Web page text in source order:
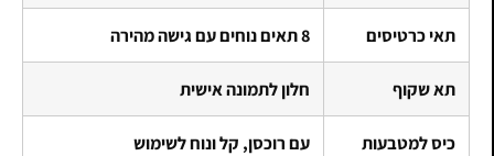
תאי כרטיסים 8 תאים נוחים עם גישה מהירה
תא שקוף חלון לתמונה אישית
כיס למטבעות עם רוכסן, קל ונוח לשימוש